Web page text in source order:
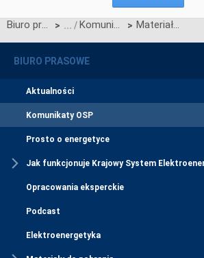
Biuro prasowe > Komunikaty OSP > Materiały ze spotkania prezentacyjnego portalu internetowego e-trace
BIURO PRASOWE
Aktualności
Komunikaty OSP
Prosto o energetyce
Jak funkcjonuje Krajowy System
Opracowania eksperckie
Podcast
Elektroenergetyka